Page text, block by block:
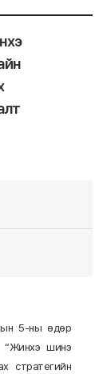
5-ны өдөр
“Жинхэ шинэ
стратегийн